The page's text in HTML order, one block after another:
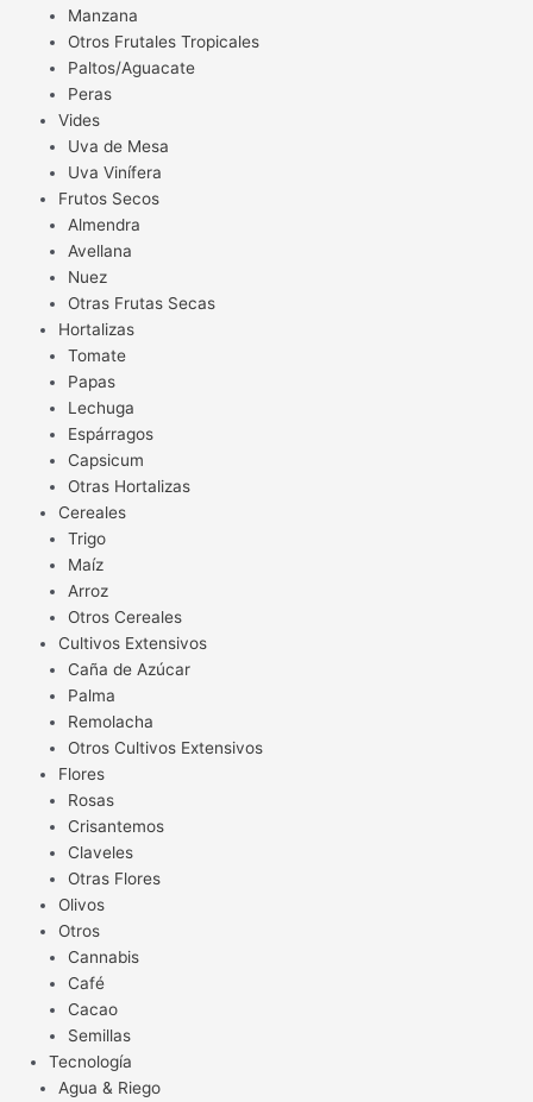
Manzana
Otros Frutales Tropicales
Paltos/Aguacate
Peras
Vides
Uva de Mesa
Uva Vinífera
Frutos Secos
Almendra
Avellana
Nuez
Otras Frutas Secas
Hortalizas
Tomate
Papas
Lechuga
Espárragos
Capsicum
Otras Hortalizas
Cereales
Trigo
Maíz
Arroz
Otros Cereales
Cultivos Extensivos
Caña de Azúcar
Palma
Remolacha
Otros Cultivos Extensivos
Flores
Rosas
Crisantemos
Claveles
Otras Flores
Olivos
Otros
Cannabis
Café
Cacao
Semillas
Tecnología
Agua & Riego